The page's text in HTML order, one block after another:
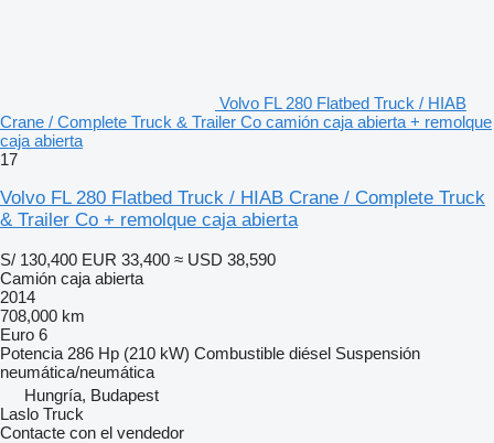
Volvo FL 280 Flatbed Truck / HIAB
Crane / Complete Truck & Trailer Co camión caja abierta + remolque
caja abierta
17
Volvo FL 280 Flatbed Truck / HIAB Crane / Complete Truck
& Trailer Co + remolque caja abierta
S/ 130,400 EUR 33,400 ≈ USD 38,590
Camión caja abierta
2014
708,000 km
Euro 6
Potencia 286 Hp (210 kW) Combustible diésel Suspensión
neumática/neumática
Hungría, Budapest
Laslo Truck
Contacte con el vendedor